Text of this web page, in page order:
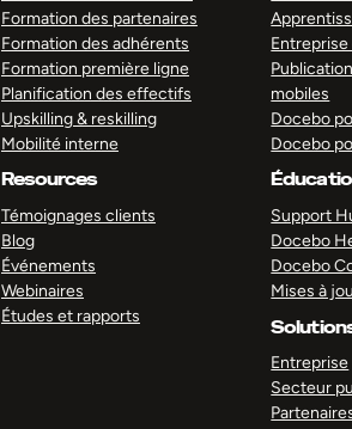
Formation des partenaires
Formation des adhérents
Formation première ligne
Planification des effectifs
Upskilling & reskilling
Mobilité interne
Resources
Témoignages clients
Blog
Événements
Webinaires
Études et rapports
mobiles
Docebo
Docebo
Support
Docebo
Docebo
Mises à
Entreprise
Secteur